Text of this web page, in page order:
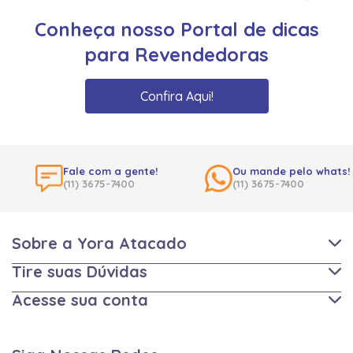
Conheça nosso Portal de dicas
para Revendedoras
Confira Aqui!
Fale com a gente!
(11) 3675-7400
Ou mande pelo whats!
(11) 3675-7400
Sobre a Yora Atacado
Tire suas Dúvidas
Acesse sua conta